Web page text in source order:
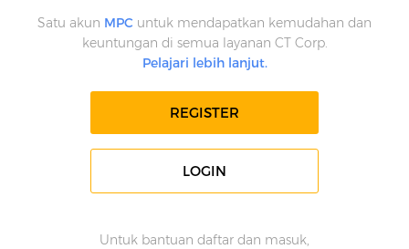
Satu akun MPC untuk mendapatkan kemudahan dan
keuntungan di semua layanan CT Corp.
Pelajari lebih lanjut.
REGISTER
LOGIN
Untuk bantuan daftar dan masuk,